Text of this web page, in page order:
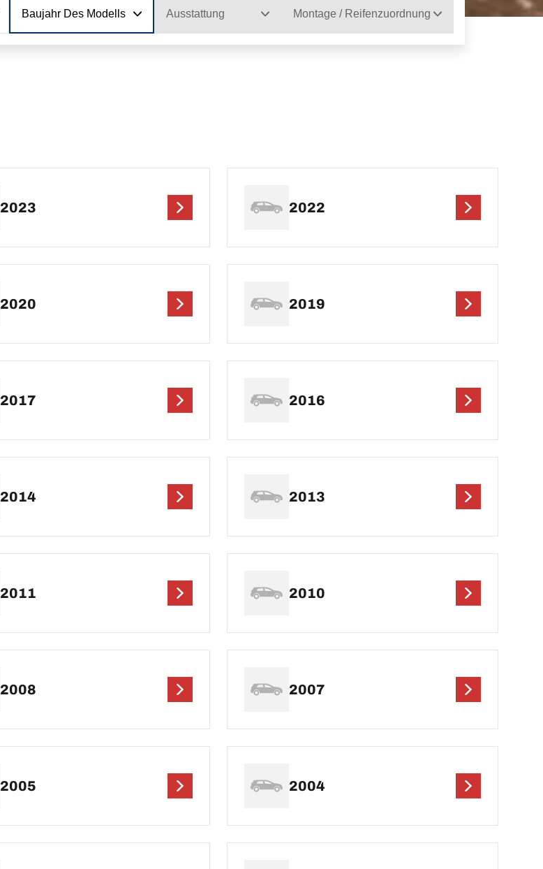
Baujahr Des Modells Ausstattung Montage / Reifenzuordnung
2023 2022
2020 2019
2017 2016
2014 2013
2011 2010
2008 2007
2005 2004